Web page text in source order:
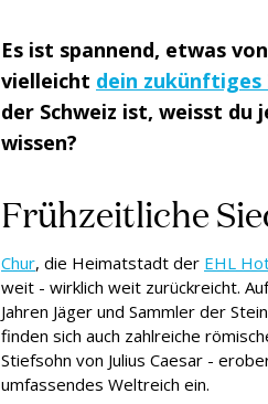
Es ist spannend, etwas
vielleicht dein zukünftiges
der Schweiz ist, weisst du
wissen?
Frühzeitliche
Chur, die Heimatstadt der EHL
weit - wirklich weit zurückreicht.
Jahren Jäger und Sammler der
finden sich auch zahlreiche
Stiefsohn von Julius Caesar -
umfassendes Weltreich ein.